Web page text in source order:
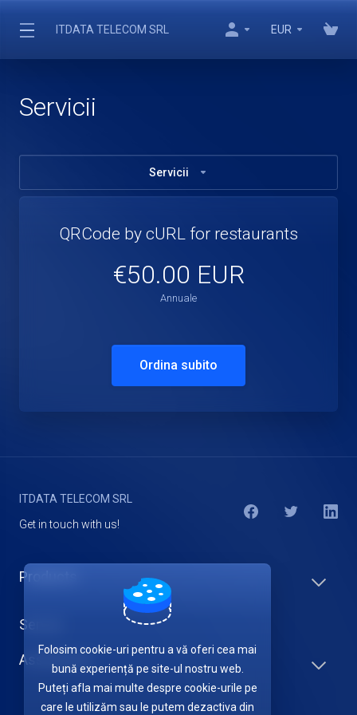
ITDATA TELECOM SRL EUR
Servicii
Servicii
QRCode by cURL for restaurants
€50.00 EUR
Annuale
Ordina subito
ITDATA TELECOM SRL
Get in touch with us!
Products
Servizi
Assistenza
Folosim cookie-uri pentru a vă oferi cea mai
bună experiență pe site-ul nostru web.
Puteți afla mai multe despre cookie-urile pe
care le utilizăm sau le putem dezactiva din